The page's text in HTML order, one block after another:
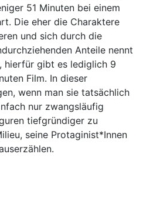
51 Minuten bei einem
Die eher die Charaktere
und sich durch die
Anteile nennt
hierfür gibt es lediglich 9
Film. In dieser
wenn man sie tatsächlich
nur zwangsläufig
tiefgründiger zu
seine Protaginist*Innen